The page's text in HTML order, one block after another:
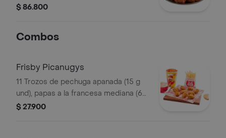
papas a la francesa mediana (60 g
$ 86.800
Combos
Frisby Picanugys
11 Trozos de pechuga apanada (15 g
und), papas a la francesa mediana (60
g), ensalada de repollo personal (145
$ 27.900